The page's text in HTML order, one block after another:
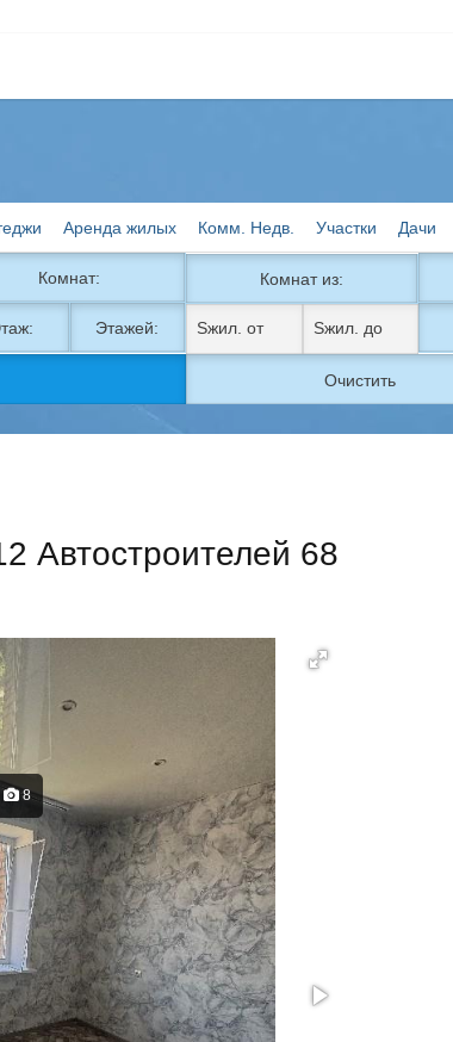
Аренда жилых Комм. Недв. Участки Дачи
Комнат:
Этажей:
Комнат из:
Очистить
Автостроителей 68
8